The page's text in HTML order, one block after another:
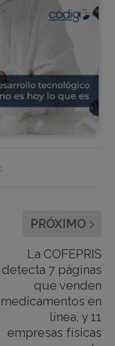
PRÓXIMO
La COFEPRIS
detecta 7 páginas
que venden
medicamentos en
línea, y 11
empresas físicas